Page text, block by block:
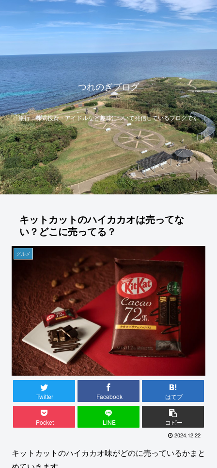
つれのぎブログ
旅行・株式投資・アイドルなど趣味について発信しているブログです
キットカットのハイカカオは売ってな
い？どこに売ってる？
グルメ
Twitter Facebook はてブ
Pocket LINE コピー
2024.12.22
キットカットのハイカカオ味がどのに売っているかまと